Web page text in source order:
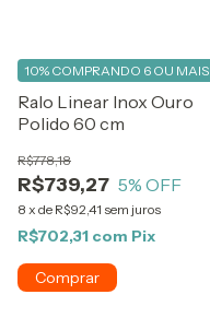
Ralo Linear Inox Ouro
Polido 60 cm
R$739,27
R$778,18
5% OFF
8 x de R$92,41 sem juros
10% COMPRANDO 6 OU MAIS
R$702,31 com Pix